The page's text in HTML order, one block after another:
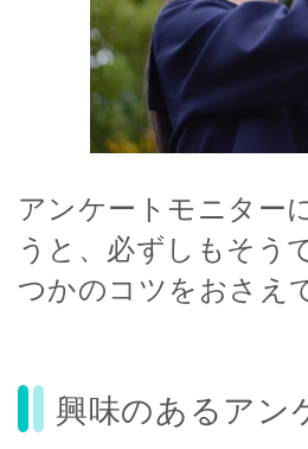
アンケートモニター
うと、必ずしもそう
つかのコツをおさえ
興味のあるアン